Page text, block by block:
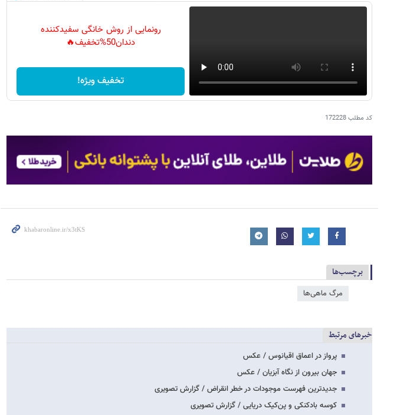
رونمایی از روش خانگی سفیدکننده
دندان50%تخفیف🔥
تخفیف ویژه!
کد مطلب172228
برچسب‌ها
مرگ ماهی‌ها
خبرهای مرتبط
پرواز در اعماق اقیانوس / عکس
جهان بیرون از نگاه آبزیان / عکس
جدیدترین فهرست موجودات در خطر انقراض / گزارش تصویری
کوسه بادکنکی و پن‌کیک دریایی / گزارش تصویری